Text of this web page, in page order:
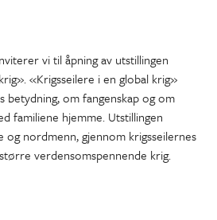
vi til åpning av utstillingen
«Krigsseilere i en global krig»
betydning, om fangenskap og om
familiene hjemme. Utstillingen
nordmenn, gjennom krigsseilernes
verdensomspennende krig.